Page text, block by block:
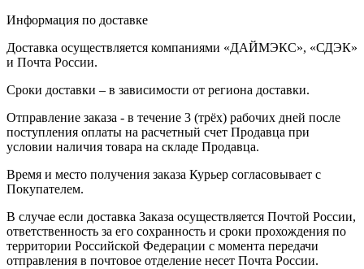
Информация по доставке
Доставка осуществляется компаниями «ДАЙМЭКС», «СДЭК»
и Почта России.
Сроки доставки – в зависимости от региона доставки.
Отправление заказа - в течение 3 (трёх) рабочих дней после
поступления оплаты на расчетный счет Продавца при
условии наличия товара на складе Продавца.
Время и место получения заказа Курьер согласовывает с
Покупателем.
В случае если доставка Заказа осуществляется Почтой России,
ответственность за его сохранность и сроки прохождения по
территории Российской Федерации с момента передачи
отправления в почтовое отделение несет Почта России.